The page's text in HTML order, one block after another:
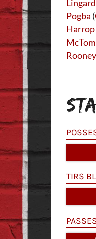
Lingard
Pogba (
Harrop
Rooney
TIRS